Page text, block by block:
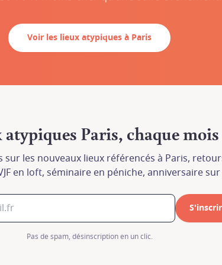
Voir les lieux atypiques à Paris
Paris, chaque mois
les nouveaux lieux référencés à Paris,
en loft, séminaire en péniche, anniversaire
Pas de spam, désinscription en un clic.